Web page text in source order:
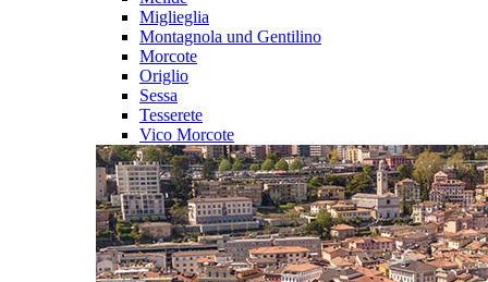
Miglieglia
Montagnola und Gentilino
Morcote
Origlio
Sessa
Tesserete
Vico Morcote